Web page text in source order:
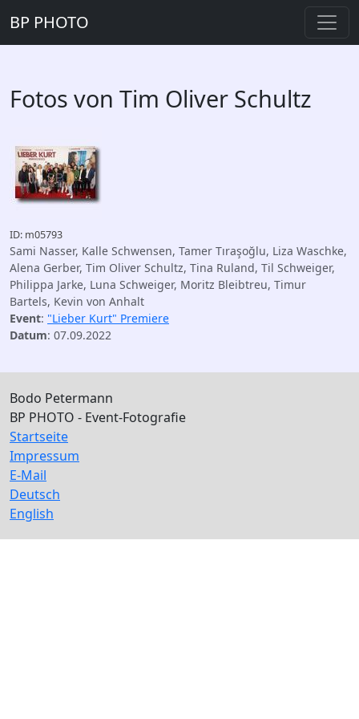
BP PHOTO
Fotos von Tim Oliver Schultz
ID: m05793
Sami Nasser, Kalle Schwensen, Tamer Tıraşoğlu, Liza Waschke,
Alena Gerber, Tim Oliver Schultz, Tina Ruland, Til Schweiger,
Philippa Jarke, Luna Schweiger, Moritz Bleibtreu, Timur
Bartels, Kevin von Anhalt
Event: "Lieber Kurt" Premiere
Datum: 07.09.2022
Bodo Petermann
BP PHOTO - Event-Fotografie
Startseite
Impressum
E-Mail
Deutsch
English